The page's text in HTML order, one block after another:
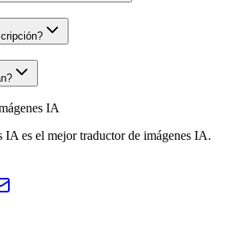
IA
IA es el mejor traductor de imágenes IA.